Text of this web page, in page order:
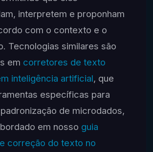
interpretem e proponham
com o contexto e o
Tecnologias similares são
em corretores de texto
inteligência artificial, que
específicas para
de microdados,
em nosso guia
correção do texto no